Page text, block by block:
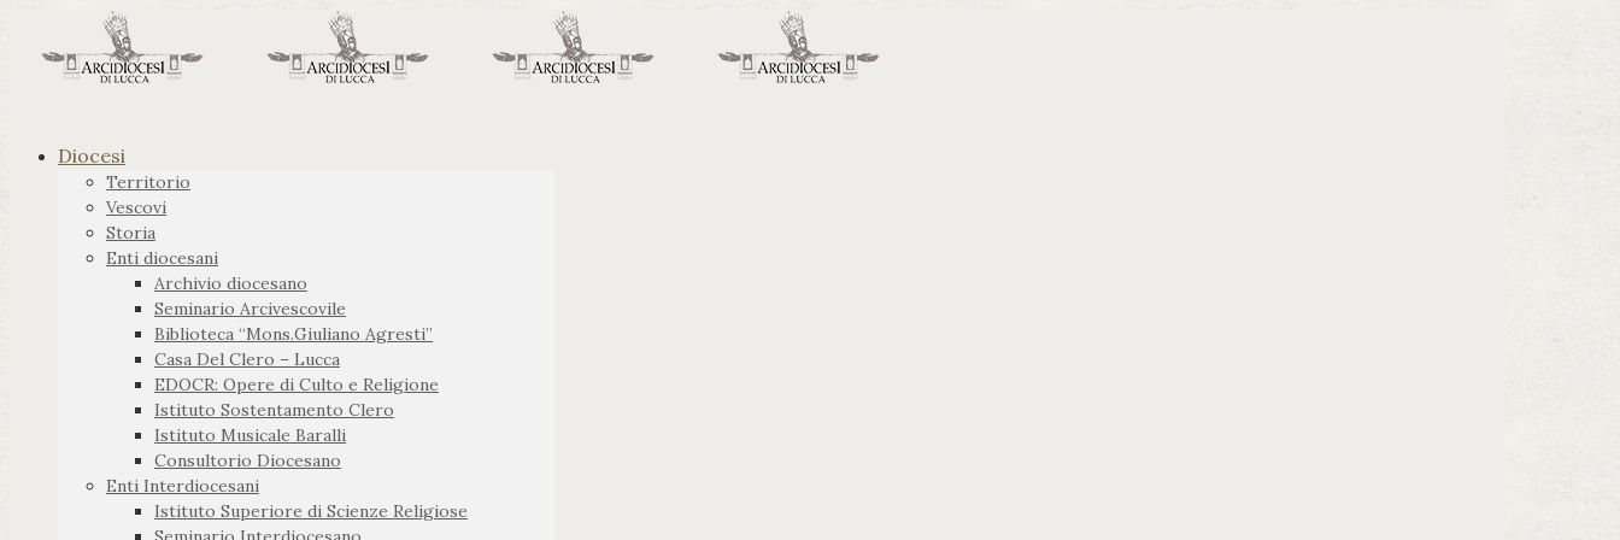
Diocesi
Territorio
Vescovi
Storia
Enti diocesani
Archivio diocesano
Seminario Arcivescovile
Biblioteca “Mons.Giuliano Agresti”
Casa Del Clero – Lucca
EDOCR: Opere di Culto e Religione
Istituto Sostentamento Clero
Istituto Musicale Baralli
Consultorio Diocesano
Enti Interdiocesani
Istituto Superiore di Scienze Religiose